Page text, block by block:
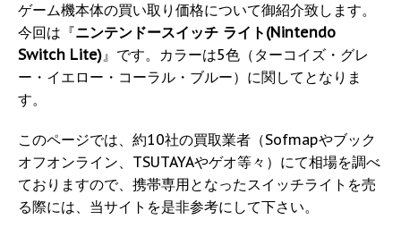
ゲーム機本体の買い取り価格について御紹介致します。
今回は『ニンテンドースイッチ ライト(Nintendo
Switch Lite)』です。カラーは5色（ターコイズ・グレ
ー・イエロー・コーラル・ブルー）に関してとなりま
す。
このページでは、約10社の買取業者（Sofmapやブック
オフオンライン、TSUTAYAやゲオ等々）にて相場を調べ
ておりますので、携帯専用となったスイッチライトを売
る際には、当サイトを是非参考にして下さい。